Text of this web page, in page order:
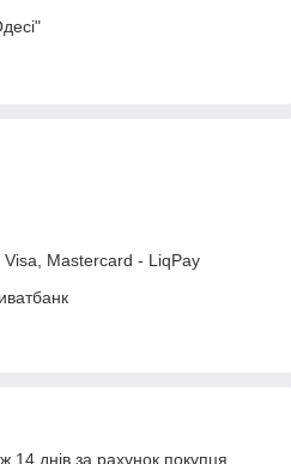
Mastercard - LiqPay
14 днів за рахунок покупця